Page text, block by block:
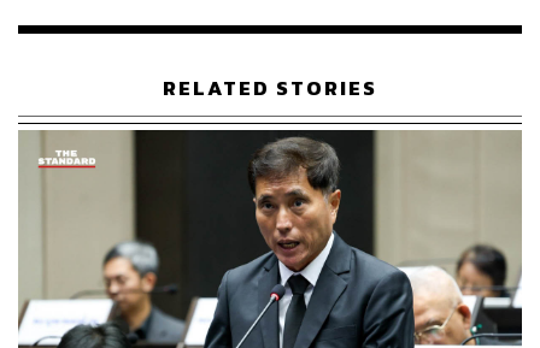
ความพิเศษคือความน่ารักของเหล่าซิสที่จะมาในธีมสีพาส
งานนี้เข้าร่วมฟรีเพียงแค่เตรียมเสื่อพิลาทิสและแว่นกันแดด
คู่ใจมาให้พร้อม แล้วมาจอยคอมมูนิตี้ที่เต็มไปด้วยพลังงาน
บวกและมิตรภาพดีๆ ท่ามกลางบรรยากาศพระอาทิตย์ตกดิน
เวลา 17.00-18.00 น.
วันพฤหัสบดีที่ 26 มีนาคม 2569
Where:สวนเบญจกิติ ประตู 5
More Info:YPS Your PILATES
RELATED STORIES